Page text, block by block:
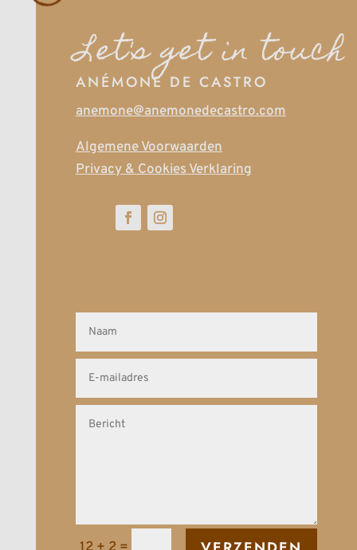
Let's get in touch
ANÉMONE DE CASTRO
anemone@anemonedecastro.com
Algemene Voorwaarden
Privacy & Cookies Verklaring